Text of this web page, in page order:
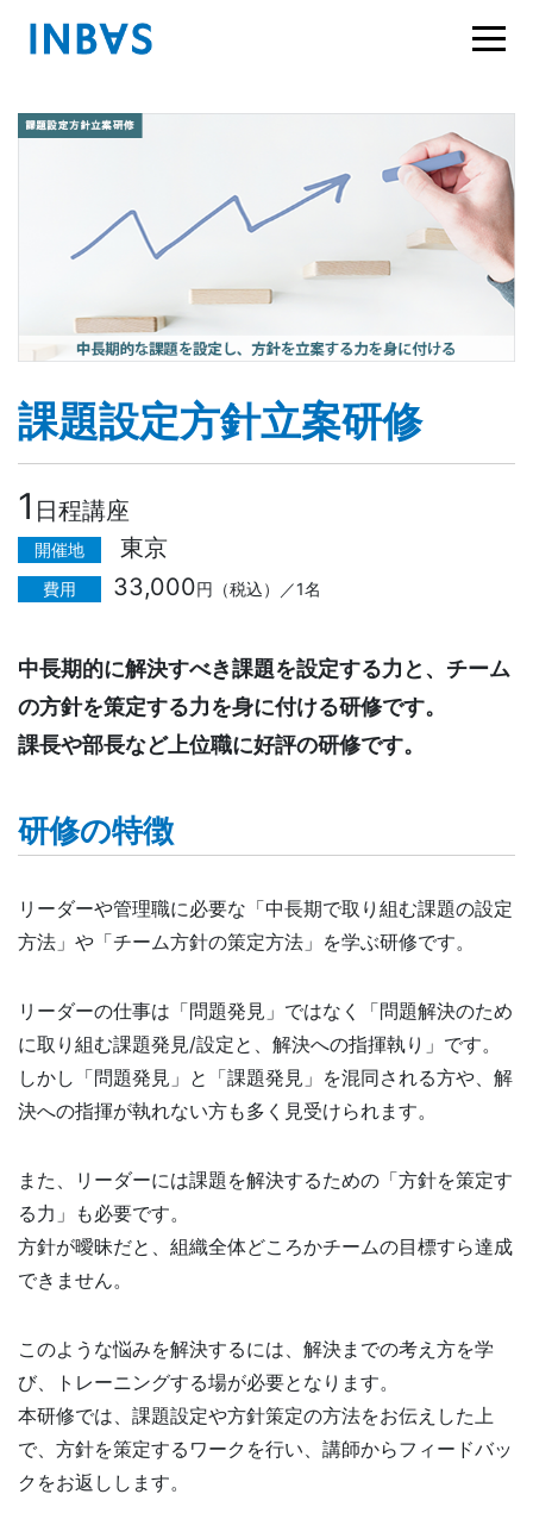
課題設定方針立案研修
1 日程講座
開催地 東京
費用 33,000円（税込）／1名
中長期的に解決すべき課題を設定する力と、チーム
の方針を策定する力を身に付ける研修です。
課長や部長など上位職に好評の研修です。
研修の特徴
リーダーや管理職に必要な「中長期で取り組む課題の設定
方法」や「チーム方針の策定方法」を学ぶ研修です。
リーダーの仕事は「問題発見」ではなく「問題解決のため
に取り組む課題発見/設定と、解決への指揮執り」です。
しかし「問題発見」と「課題発見」を混同される方や、解
決への指揮が執れない方も多く見受けられます。
また、リーダーには課題を解決するための「方針を策定す
る力」も必要です。
方針が曖昧だと、組織全体どころかチームの目標すら達成
できません。
このような悩みを解決するには、解決までの考え方を学
び、トレーニングする場が必要となります。
本研修では、課題設定や方針策定の方法をお伝えした上
で、方針を策定するワークを行い、講師からフィードバッ
クをお返しします。